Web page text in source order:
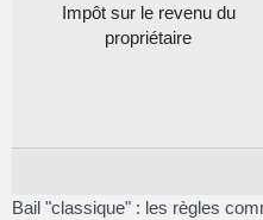
Impôt sur le revenu du
propriétaire
Bail "classique" : les règles